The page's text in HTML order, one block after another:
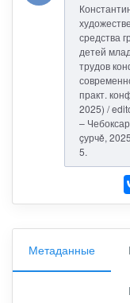
средства
детей
трудов
практ.
2025) /
–
çурчě,
5.
Метаданные